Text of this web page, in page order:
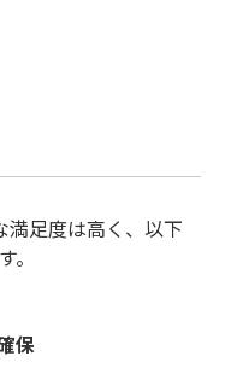
足度は高く、以下
保